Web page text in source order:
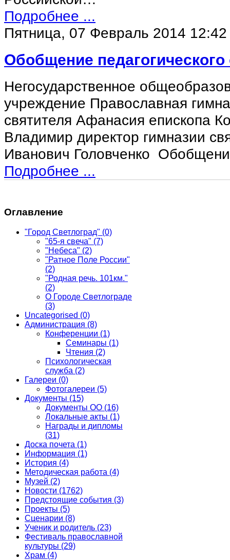
Подробнее ...
Пятница, 07 Февраль 2014 12:42
Обобщение
Негосударственное
учреждение Православная
святителя Афанасия епископа
Владимир директор гимназии
Иванович Головченко
Подробнее ...
Оглавление
"Город Светлоград" (0)
"65-я свеча" (7)
"Небеса" (2)
"Ратное Поле России"
(2)
"Родная речь. 101км."
(2)
О Городе Светлограде
(3)
Uncategorised (0)
Администрация (8)
Конференции (1)
Семинары (1)
Чтения (2)
Психологическая
служба (2)
Галереи (0)
Фотогалереи (5)
Документы (15)
Документы ОО (16)
Локальные акты (1)
Награды и дипломы
(31)
Доска почета (1)
Информация (1)
История (4)
Методическая работа (4)
Музей (2)
Новости (1762)
Предстоящие события (3)
Проекты (5)
Сценарии (8)
Ученик и родитель (23)
Фестиваль православной
культуры (29)
Храм (4)